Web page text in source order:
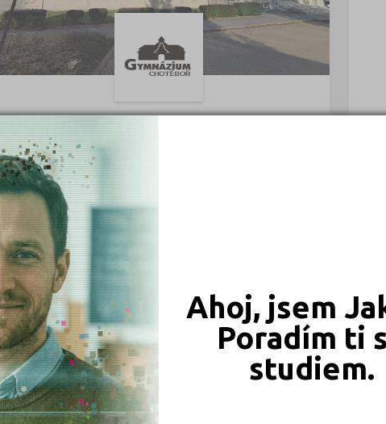
Ahoj, jsem
Poradím ti
studiem.
Gymnázium Chotěboř
Jiráskova 637, 58301 Chotěboř
Druh školy: Střední škola
Ředitel: Mgr. Vladislav Smejkal
STŘEDNÍ ŠKOLY